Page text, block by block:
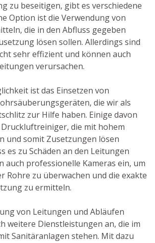
zu beseitigen, gibt es verschiedene
Option ist die Verwendung von
die in den Abfluss gegeben
lösen sollen. Allerdings sind
sehr effizient und können auch
verursachen.
ist das Einsetzen von
die wir als
zur Hilfe haben. Einige davon
die mit hohem
und somit Zusetzungen lösen
es zu Schäden an den Leitungen
auch professionelle Kameras ein, um
Rohre zu überwachen und die exakte
zu ermitteln.
von Leitungen und Abläufen
weitere Dienstleistungen an, die im
Sanitäranlagen stehen. Mit dazu